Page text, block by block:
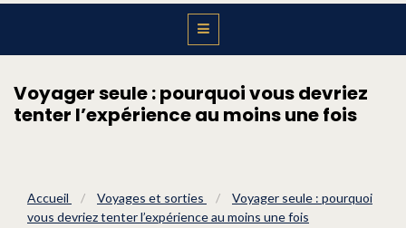
Voyager seule : pourquoi vous devriez
tenter l’expérience au moins une fois
Accueil / Voyages et sorties /
Voyager seule : pourquoi
vous devriez tenter l’expérience au moins une fois